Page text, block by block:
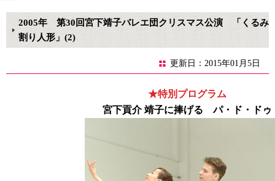
2005年 第30回宮下靖子バレエ団クリスマス公演 「くるみ
割り人形」(2)
更新日：2015年01月5日
★特別プログラム
宮下貢介 靖子に捧げる パ・ド・ドゥ